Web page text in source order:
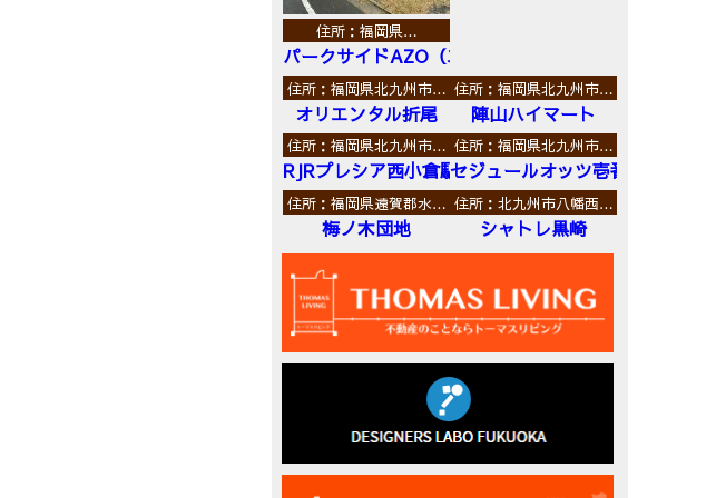
住所：福岡県…
パークサイドAZO（エーゼットオー）
住所：福岡県北九州市…
オリエンタル折尾
住所：福岡県北九州市…
陣山ハイマート
住所：福岡県北九州市…
RJRプレシア西小倉駅前
住所：福岡県北九州市…
セジュールオッツ壱番館
住所：福岡県遠賀郡水…
梅ノ木団地
住所：北九州市八幡西…
シャトレ黒崎